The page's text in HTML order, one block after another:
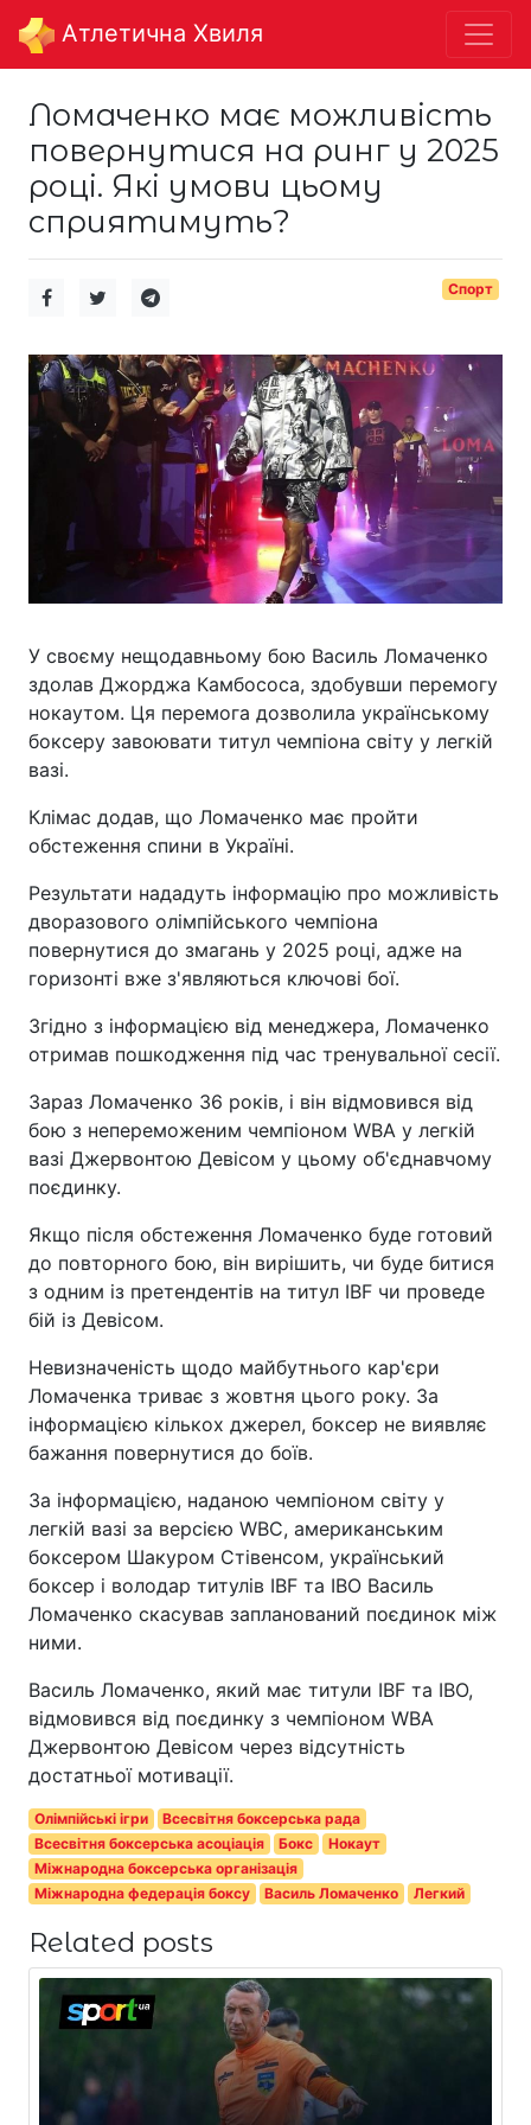
Aтлетична Хвиля
Ломаченко має можливість
повернутися на ринг у 2025
році. Які умови цьому
сприятимуть?
Спорт
У своєму нещодавньому бою Василь Ломаченко
здолав Джорджа Камбососа, здобувши перемогу
нокаутом. Ця перемога дозволила українському
боксеру завоювати титул чемпіона світу у легкій
вазі.
Клімас додав, що Ломаченко має пройти
обстеження спини в Україні.
Результати нададуть інформацію про можливість
дворазового олімпійського чемпіона
повернутися до змагань у 2025 році, адже на
горизонті вже з'являються ключові бої.
Згідно з інформацією від менеджера, Ломаченко
отримав пошкодження під час тренувальної сесії.
Зараз Ломаченко 36 років, і він відмовився від
бою з непереможеним чемпіоном WBA у легкій
вазі Джервонтою Девісом у цьому об'єднавчому
поєдинку.
Якщо після обстеження Ломаченко буде готовий
до повторного бою, він вирішить, чи буде битися
з одним із претендентів на титул IBF чи проведе
бій із Девісом.
Невизначеність щодо майбутнього кар'єри
Ломаченка триває з жовтня цього року. За
інформацією кількох джерел, боксер не виявляє
бажання повернутися до боїв.
За інформацією, наданою чемпіоном світу у
легкій вазі за версією WBC, американським
боксером Шакуром Стівенсом, український
боксер і володар титулів IBF та IBO Василь
Ломаченко скасував запланований поєдинок між
ними.
Василь Ломаченко, який має титули IBF та IBO,
відмовився від поєдинку з чемпіоном WBA
Джервонтою Девісом через відсутність
достатньої мотивації.
Олімпійські ігри
Всесвітня боксерська рада
Всесвітня боксерська асоціація
Бокс
Нокаут
Міжнародна боксерська організація
Міжнародна федерація боксу
Василь Ломаченко Легкий
Related posts